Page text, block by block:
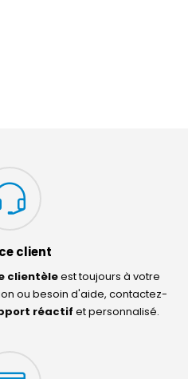
client
clientèleest toujours à votre
ou besoin d'aide, contactez-
réactif et personnalisé.